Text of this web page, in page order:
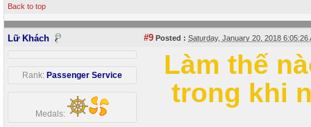
Back to top
Lữ Khách #9 Posted : Saturday, January 20, 2018 6:05:26
Rank: Passenger Service
Medals:
Làm thế
trong khi